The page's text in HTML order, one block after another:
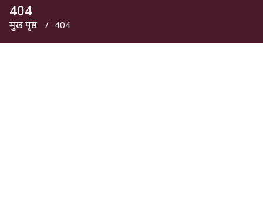
404
मुख पृष्ठ 404